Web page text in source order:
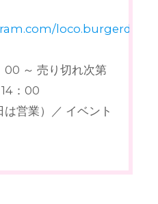
loco.burgerdog/
00 ～ 売り切れ次第
14：00
営業）／ イベント